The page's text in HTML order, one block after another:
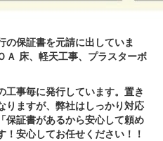
の保証書を元請に出していま
Ａ 床、軽天工事、プラスターボ
工事毎に発行しています。置き
りますが、弊社はしっかり対応
保証書があるから安心して頼め
安心してお任せください！！